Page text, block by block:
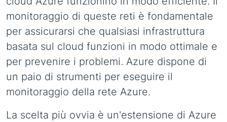
monitoraggio di queste reti è fondamentale
per assicurarsi che qualsiasi infrastruttura
basata sul cloud funzioni in modo ottimale e
per prevenire i problemi. Azure dispone di
un paio di strumenti per eseguire il
monitoraggio della rete Azure.
La scelta più ovvia è un'estensione di Azure